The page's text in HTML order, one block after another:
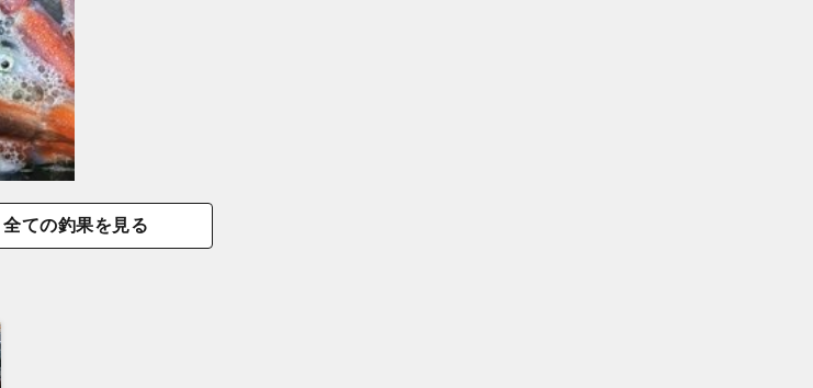
全ての釣果を見る